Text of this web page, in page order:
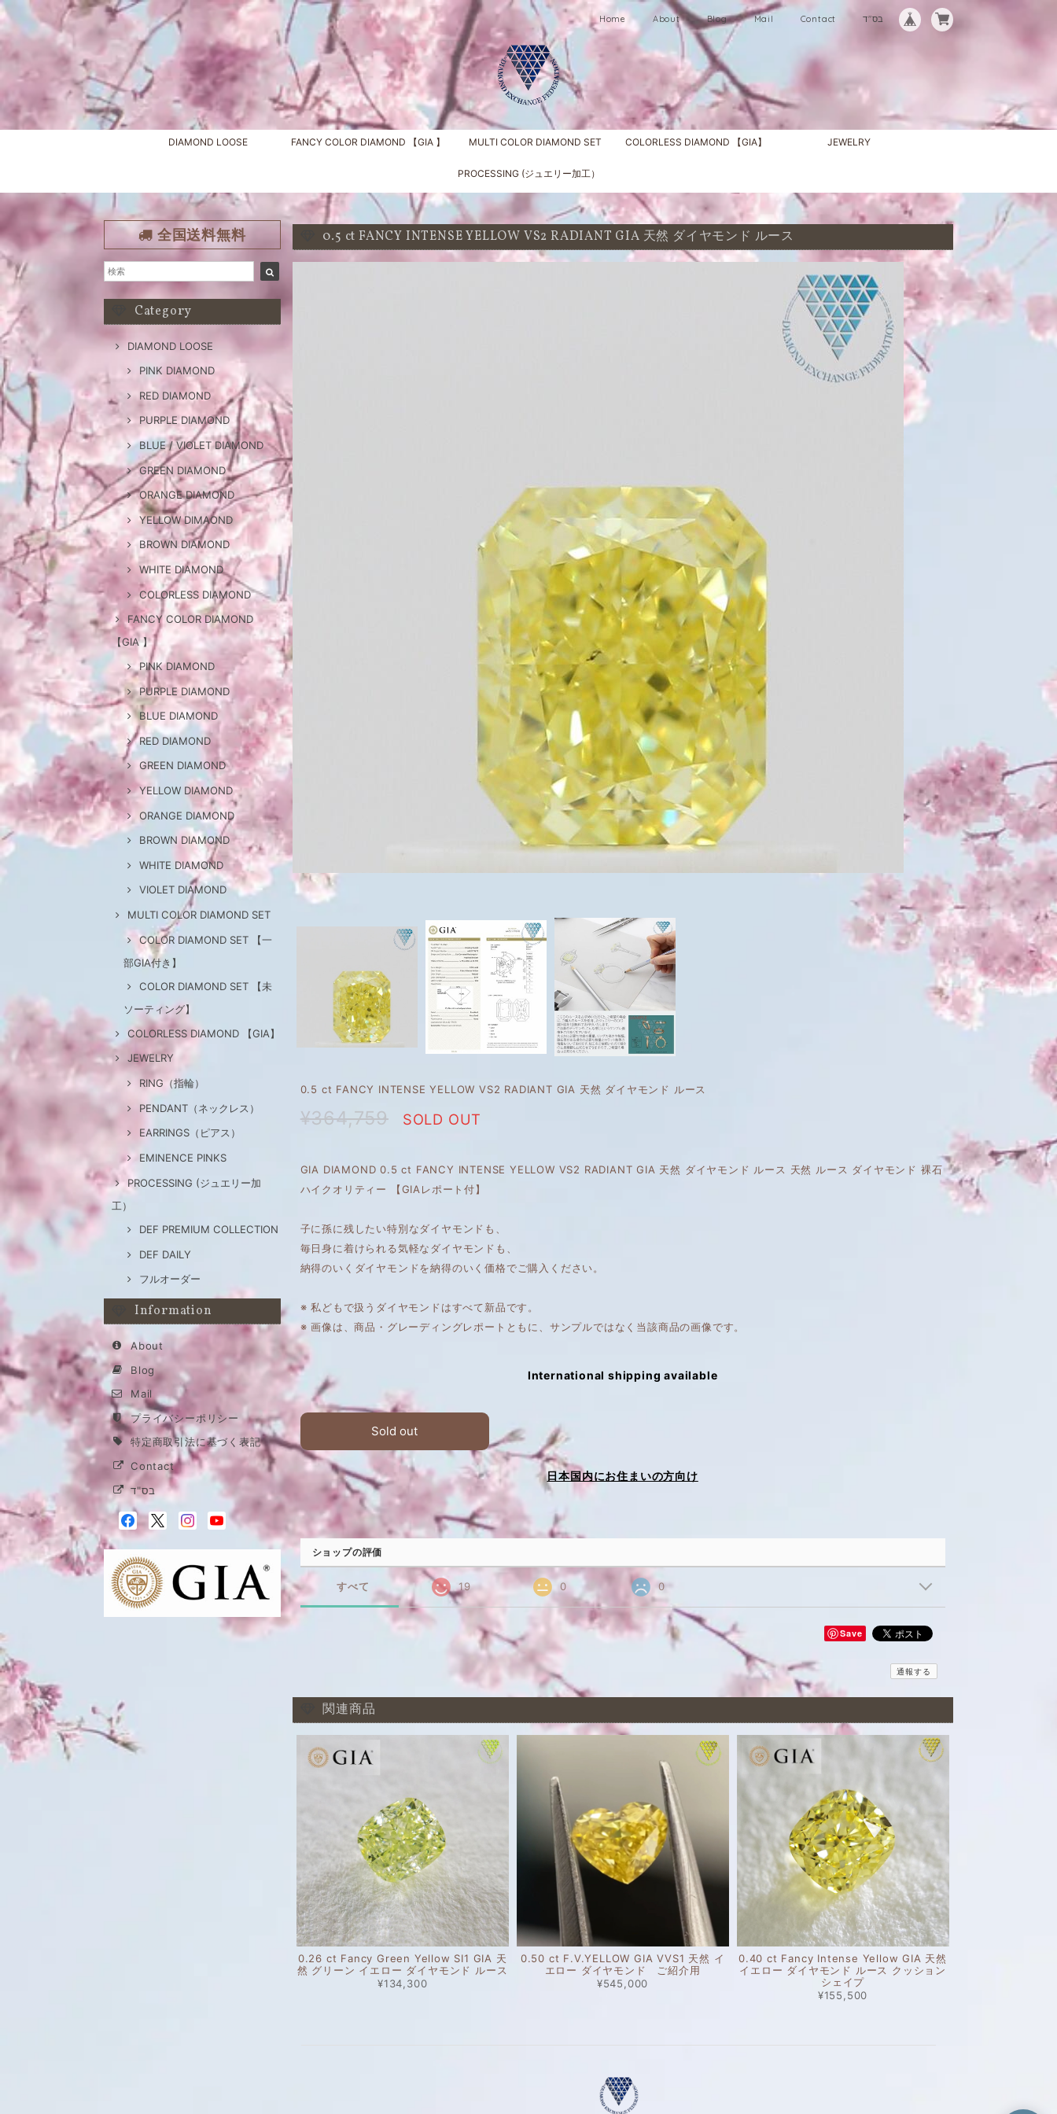
Home About Blog Mail Contact בס"ד
DIAMOND LOOSE FANCY COLOR DIAMOND 【GIA 】 MULTI COLOR DIAMOND SET COLORLESS DIAMOND 【GIA】 JEWELRY
PROCESSING (ジュエリー加工）
全国送料無料
Category
DIAMOND LOOSE
PINK DIAMOND
RED DIAMOND
PURPLE DIAMOND
BLUE / VIOLET DIAMOND
GREEN DIAMOND
ORANGE DIAMOND
YELLOW DIMAOND
BROWN DIAMOND
WHITE DIAMOND
COLORLESS DIAMOND
FANCY COLOR DIAMOND
【GIA 】
PINK DIAMOND
PURPLE DIAMOND
BLUE DIAMOND
RED DIAMOND
GREEN DIAMOND
YELLOW DIAMOND
ORANGE DIAMOND
BROWN DIAMOND
WHITE DIAMOND
VIOLET DIAMOND
MULTI COLOR DIAMOND SET
COLOR DIAMOND SET 【一
部GIA付き】
COLOR DIAMOND SET 【未
ソーティング】
COLORLESS DIAMOND 【GIA】
JEWELRY
RING（指輪）
PENDANT（ネックレス）
EARRINGS（ピアス）
EMINENCE PINKS
PROCESSING (ジュエリー加
工）
DEF PREMIUM COLLECTION
DEF DAILY
フルオーダー
Information
About
Blog
Mail
プライバシーポリシー
特定商取引法に基づく表記
Contact
בס"ד
0.5 ct FANCY INTENSE YELLOW VS2 RADIANT GIA 天然 ダイヤモンド ルース
0.5 ct FANCY INTENSE YELLOW VS2 RADIANT GIA 天然 ダイヤモンド ルース
¥364,759 SOLD OUT
GIA DIAMOND 0.5 ct FANCY INTENSE YELLOW VS2 RADIANT GIA 天然 ダイヤモンド ルース 天然 ルース ダイヤモンド 裸石
ハイクオリティー 【GIAレポート付】
子に孫に残したい特別なダイヤモンドも、
毎日身に着けられる気軽なダイヤモンドも、
納得のいくダイヤモンドを納得のいく価格でご購入ください。
※ 私どもで扱うダイヤモンドはすべて新品です。
※ 画像は、商品・グレーディングレポートともに、サンプルではなく当該商品の画像です。
International shipping available
Sold out
日本国内にお住まいの方向け
ショップの評価
すべて 19 0 0
Save
通報する
関連商品
0.26 ct Fancy Green Yellow SI1 GIA 天
然 グリーン イエロー ダイヤモンド ルース
¥134,300
0.50 ct F.V.YELLOW GIA VVS1 天然 イ
エロー ダイヤモンド ご紹介用
¥545,000
0.40 ct Fancy Intense Yellow GIA 天然
イエロー ダイヤモンド ルース クッション
シェイプ
¥155,500